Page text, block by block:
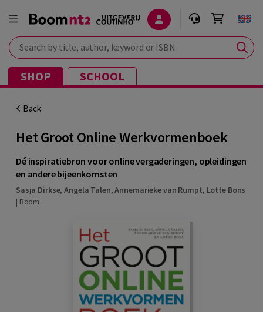
Search by title, author, keyword or ISBN
SHOP SCHOOL
Back
Het Groot Online Werkvormenboek
Dé inspiratiebron voor online vergaderingen, opleidingen
en andere bijeenkomsten
Sasja Dirkse,Angela Talen,Annemarieke van Rumpt, Lotte Bons
| Boom